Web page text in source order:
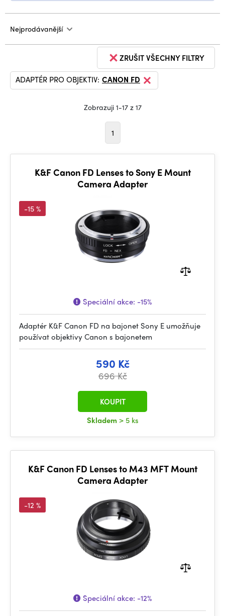
Nejprodávanější
ZRUŠIT VŠECHNY FILTRY
ADAPTÉR PRO OBJEKTIV: CANON FD
Zobrazuji 1-17 z 17
1
K&F Canon FD Lenses to Sony E Mount
Camera Adapter
-15 %
Speciální akce: -15%
Adaptér K&F Canon FD na bajonet Sony E umožňuje
používat objektivy Canon s bajonetem
590 Kč
696 Kč
Skladem > 5 ks
KOUPIT
K&F Canon FD Lenses to M43 MFT Mount
Camera Adapter
-12 %
Speciální akce: -12%